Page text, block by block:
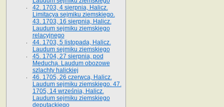
42. 1703, 4 sierpnia, Halicz.
Limitacya sejmiku ziemskiego.
43. 1703, 16 sierpnia, Halicz.
Laudum sejmiku ziemskiego
relacyjnego
44. 1703, 5 listopada, Halicz.
Laudum sejmiku ziemskiego
45. 1704, 27 sierpnia, pod
Meduchą. Laudum obozowe
szlachty halickiej
46. 1705, 26 czerwca, Halicz.
Laudum sejmiku ziemskiego. 47.
1705, 14 września, Halicz.
Laudum sejmiku ziemskiego
deputackiego